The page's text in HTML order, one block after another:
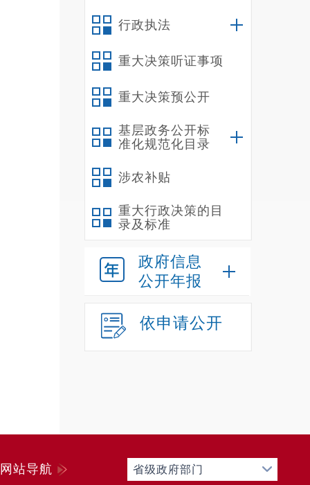
行政执法
重大决策听证事项
重大决策预公开
基层政务公开标
准化规范化目录
涉农补贴
重大行政决策的目
录及标准
政府信息
公开年报
依申请公开
网站导航 省级政府部门